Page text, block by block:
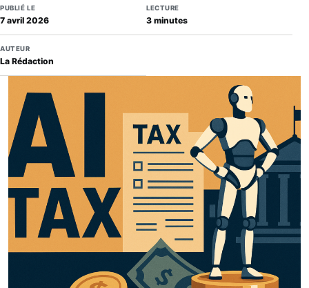
PUBLIÉ LE
7 avril 2026
LECTURE
3 minutes
AUTEUR
La Rédaction